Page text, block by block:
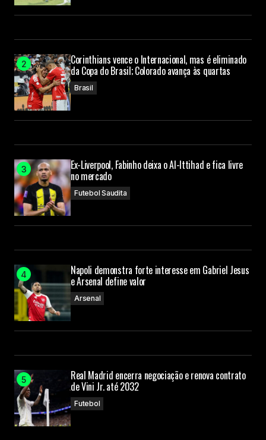
Corinthians vence o Internacional, mas é eliminado
da Copa do Brasil; Colorado avança às quartas
Brasil
Ex-Liverpool, Fabinho deixa o Al-Ittihad e fica livre
no mercado
Futebol Saudita
Napoli demonstra forte interesse em Gabriel Jesus
e Arsenal define valor
Arsenal
Real Madrid encerra negociação e renova contrato
de Vini Jr. até 2032
Futebol